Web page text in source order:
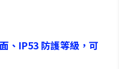
、IP53 防護等級，可